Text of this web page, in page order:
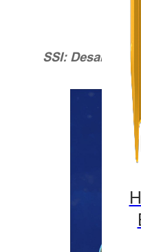
SSI: Desarrollo